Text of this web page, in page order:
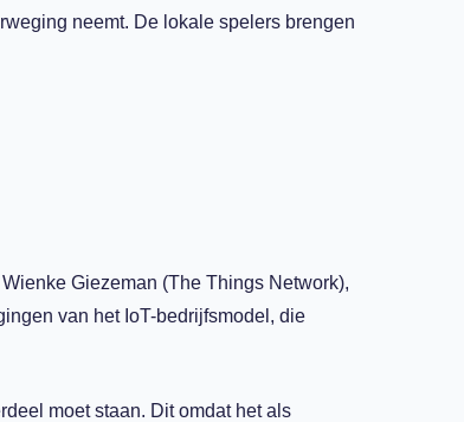
neemt. De lokale spelers brengen
Giezeman (The Things Network),
van het IoT-bedrijfsmodel, die
moet staan. Dit omdat het als